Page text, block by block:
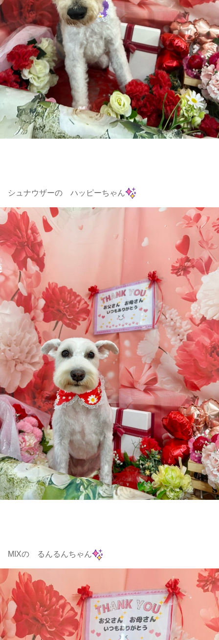
シュナウザーの ハッピーちゃん
MIXの るんるんちゃん